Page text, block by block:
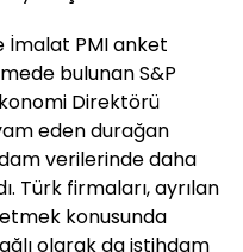
İmalat PMI anket
bulunan S&P
Direktörü
eden durağan
verilerinde daha
Türk firmaları, ayrılan
konusunda
olarak da istihdam